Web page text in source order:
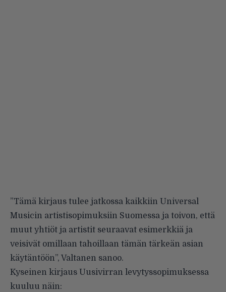
”Tämä kirjaus tulee jatkossa kaikkiin Universal
Musicin artistisopimuksiin Suomessa ja toivon, että
muut yhtiöt ja artistit seuraavat esimerkkiä ja
veisivät omillaan tahoillaan tämän tärkeän asian
käytäntöön”, Valtanen sanoo.
Kyseinen kirjaus Uusivirran levytyssopimuksessa
kuuluu näin: